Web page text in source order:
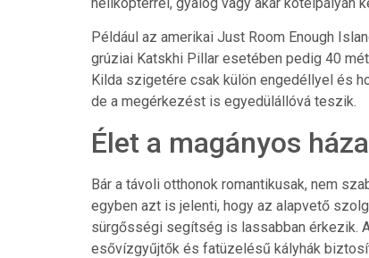
Például az amerikai Just Room Enough
grúziai Katskhi Pillar esetében pedig 40
Kilda szigetére csak külön engedéllyel és
de a megérkezést is egyedülállóvá teszik.
Élet a magányos
Bár a távoli otthonok romantikusak, nem
egyben azt is jelenti, hogy az alapvető
sürgősségi segítség is lassabban érkezik.
esővízgyűjtők és fatüzelésű kályhák